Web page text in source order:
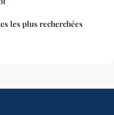
les plus recherchées